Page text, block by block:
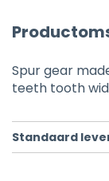
Spur gear
teeth tooth
Standaard